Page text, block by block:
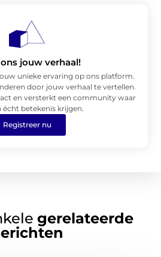
jouw verhaal!
unieke ervaring op ons platform.
door jouw verhaal te vertellen.
en versterkt een community waar
écht betekenis krijgen.
Registreer nu
gerelateerde